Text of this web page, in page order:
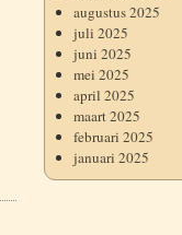
augustus 2025
juli 2025
juni 2025
mei 2025
april 2025
maart 2025
februari 2025
januari 2025